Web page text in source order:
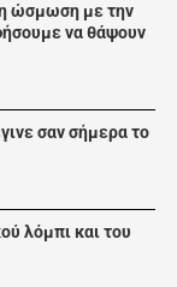
ώσμωση με την
να θάψουν
σαν σήμερα το
λόμπι και του